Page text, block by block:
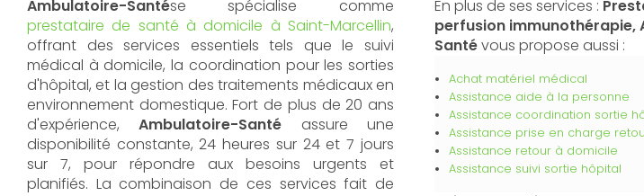
Ambulatoire-Santése spécialise comme
prestataire de santé à domicile à Saint-Marcellin,
offrant des services essentiels tels que le suivi
médical à domicile, la coordination pour les sorties
d'hôpital, et la gestion des traitements médicaux en
environnement domestique. Fort de plus de 20 ans
d'expérience,Ambulatoire-Santé assure une
disponibilité constante, 24 heures sur 24 et 7 jours
sur 7, pour répondre aux besoins urgents et
planifiés. La combinaison de ces services fait de
En plus de ses services :
perfusion immunothérapie,
Santévous propose aussi :
Achat matériel médical
Assistance aide à la personne
Assistance coordination sortie
Assistance prise en charge
Assistance retour à domicile
Assistance suivi sortie hôpital